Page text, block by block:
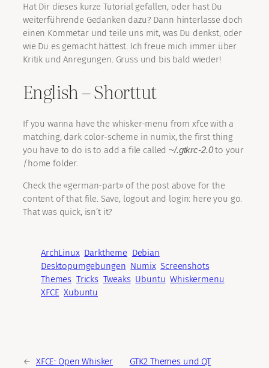
Hat Dir dieses kurze Tutorial gefallen, oder hast Du
weiterführende Gedanken dazu? Dann hinterlasse doch
einen Kommetar und teile uns mit, was Du denkst, oder
wie Du es gemacht hättest. Ich freue mich immer über
Kritik und Anregungen. Gruss und bis bald wieder!
English – Shorttut
If you wanna have the whisker-menu from xfce with a
matching, dark color-scheme in numix, the first thing
you have to do is to add a file called ~/.gtkrc-2.0to your
/home folder.
Check the «german-part» of the post above for the
content of that file. Save, logout and login: here you go.
That was quick, isn’t it?
ArchLinux Darktheme Debian
Desktopumgebungen Numix Screenshots
Themes Tricks Tweaks Ubuntu Whiskermenu
XFCE Xubuntu
← XFCE: Open Whisker GTK2 Themes und QT